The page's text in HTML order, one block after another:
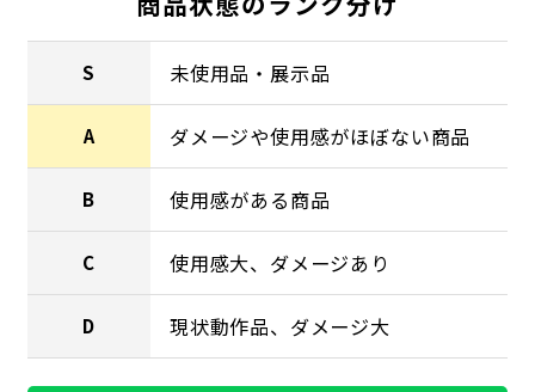
S 未使用品・展示品
A ダメージや使用感がほぼない商品
B 使用感がある商品
C 使用感大、ダメージあり
D 現状動作品、ダメージ大